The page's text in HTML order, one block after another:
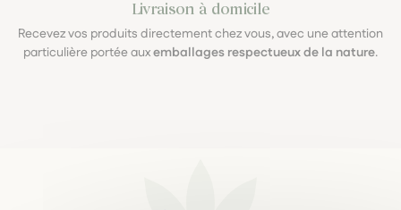
Livraison à domicile
Recevez vos produits directement chez vous, avec une attention
particulière portée auxemballages respectueux de la nature.